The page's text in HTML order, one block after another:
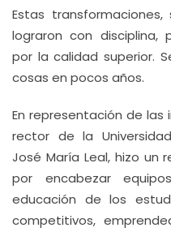
Estas
lograron con disciplina,
por la calidad superior.
cosas en pocos años.
En representación de
rector de la
José María Leal, hizo un
por encabezar
educación de los
competitivos,